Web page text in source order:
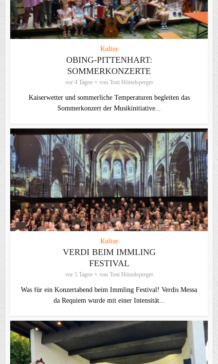
Kultur
OBING-PITTENHART:
SOMMERKONZERTE
vor 4 Tagen von Toni Hötzelsperger
Kaiserwetter und sommerliche Temperaturen begleiten das
Sommerkonzert der Musikinitiative...
Kultur
VERDI BEIM IMMLING
FESTIVAL
vor 5 Tagen von Toni Hötzelsperger
Was für ein Konzertabend beim Immling Festival! Verdis Messa
da Requiem wurde mit einer Intensität...